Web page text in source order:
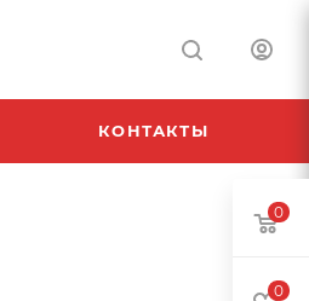
КОНТАКТЫ
0
0